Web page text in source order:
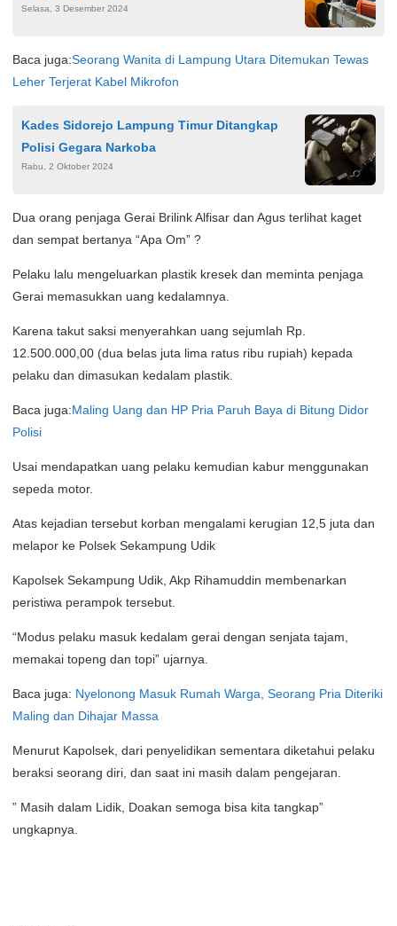
Selasa, 3 Desember 2024
Baca juga:Seorang Wanita di Lampung Utara Ditemukan Tewas
Leher Terjerat Kabel Mikrofon
Kades Sidorejo Lampung Timur Ditangkap
Polisi Gegara Narkoba
Rabu, 2 Oktober 2024
Dua orang penjaga Gerai Brilink Alfisar dan Agus terlihat kaget
dan sempat bertanya “Apa Om” ?
Pelaku lalu mengeluarkan plastik kresek dan meminta penjaga
Gerai memasukkan uang kedalamnya.
Karena takut saksi menyerahkan uang sejumlah Rp.
12.500.000,00 (dua belas juta lima ratus ribu rupiah) kepada
pelaku dan dimasukan kedalam plastik.
Baca juga:Maling Uang dan HP Pria Paruh Baya di Bitung Didor
Polisi
Usai mendapatkan uang pelaku kemudian kabur menggunakan
sepeda motor.
Atas kejadian tersebut korban mengalami kerugian 12,5 juta dan
melapor ke Polsek Sekampung Udik
Kapolsek Sekampung Udik, Akp Rihamuddin membenarkan
peristiwa perampok tersebut.
“Modus pelaku masuk kedalam gerai dengan senjata tajam,
memakai topeng dan topi” ujarnya.
Baca juga: Nyelonong Masuk Rumah Warga, Seorang Pria Diteriki
Maling dan Dihajar Massa
Menurut Kapolsek, dari penyelidikan sementara diketahui pelaku
beraksi seorang diri, dan saat ini masih dalam pengejaran.
” Masih dalam Lidik, Doakan semoga bisa kita tangkap”
ungkapnya.